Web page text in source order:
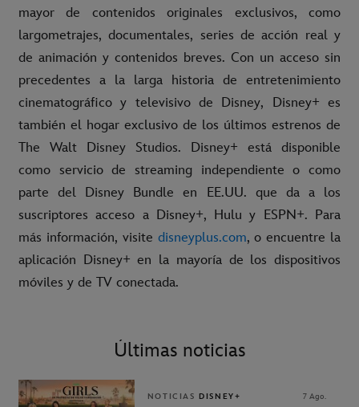
mayor de contenidos originales exclusivos, como
largometrajes, documentales, series de acción real y
de animación y contenidos breves. Con un acceso sin
precedentes a la larga historia de entretenimiento
cinematográfico y televisivo de Disney, Disney+ es
también el hogar exclusivo de los últimos estrenos de
The Walt Disney Studios. Disney+ está disponible
como servicio de streaming independiente o como
parte del Disney Bundle en EE.UU. que da a los
suscriptores acceso a Disney+, Hulu y ESPN+. Para
más información, visite disneyplus.com, o encuentre la
aplicación Disney+ en la mayoría de los dispositivos
móviles y de TV conectada.
Últimas noticias
NOTICIAS DISNEY+ 7 Ago.